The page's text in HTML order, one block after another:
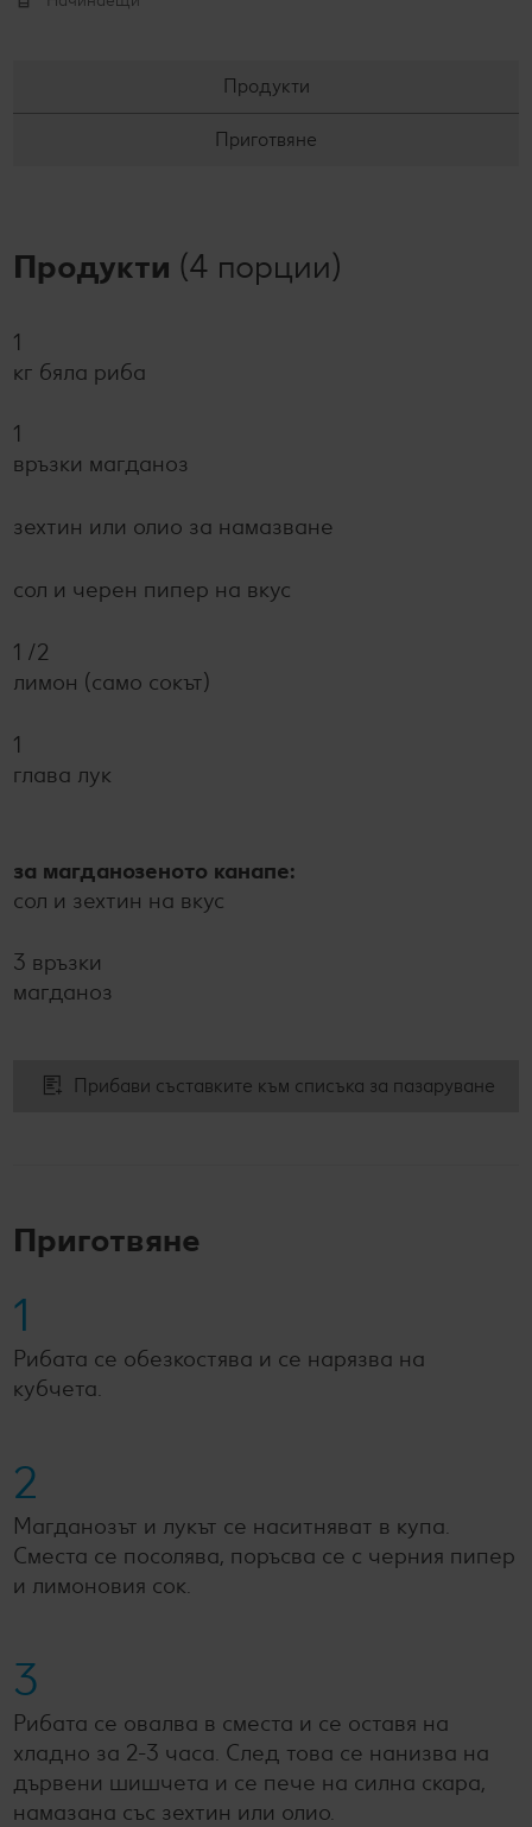
Продукти
Приготвяне
Продукти (4 порции)
1
кг бяла риба
1
връзки магданоз
зехтин или олио за намазване
сол и черен пипер на вкус
1 /2
лимон (само сокът)
1
глава лук
за магданозеното канапе:
сол и зехтин на вкус
3 връзки
магданоз
Прибави съставките към списъка за пазаруване
Приготвяне
1
Рибата се обезкостява и се нарязва на
кубчета.
2
Магданозът и лукът се наситняват в купа.
Сместа се посолява, поръсва се с черния пипер
и лимоновия сок.
3
Рибата се овалва в сместа и се оставя на
хладно за 2-3 часа. След това се нанизва на
дървени шишчета и се пече на силна скара,
намазана със зехтин или олио.